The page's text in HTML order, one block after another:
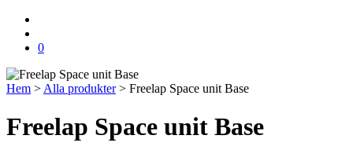
0
Hem > Alla produkter> Freelap Space unit Base
Freelap Space unit Base